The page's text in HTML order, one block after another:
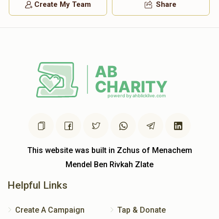
Create My Team Share
This website was built in Zchus of Menachem
Mendel Ben Rivkah Zlate
Helpful Links
Create A Campaign
Tap & Donate